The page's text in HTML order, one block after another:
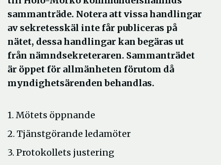
sammanträde. Notera att vissa handlingar
av sekretesskäl inte får publiceras på
nätet, dessa handlingar kan begäras ut
från nämndsekreteraren. Sammanträdet
är öppet för allmänheten förutom då
myndighetsärenden behandlas.
1. Mötets öppnande
2. Tjänstgörande ledamöter
3. Protokollets justering